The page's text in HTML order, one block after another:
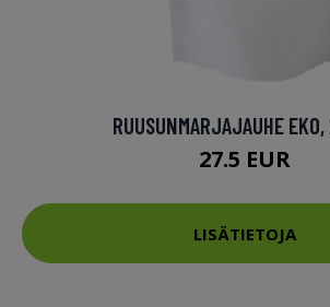
RUUSUNMARJAJAUHE
27.5 EUR
LISÄTIETOJA